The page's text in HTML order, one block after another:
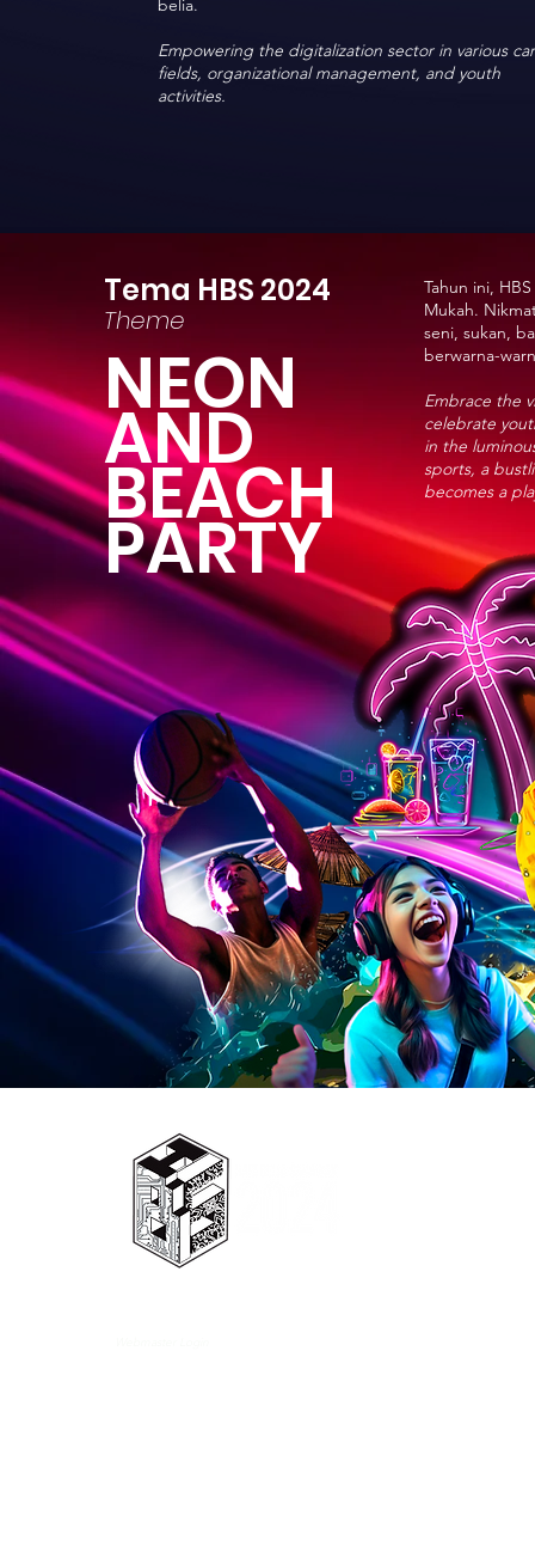
belia.
Empowering the digitalization sector in various
fields, organizational management, and youth
activities.
Tema HBS 2024
Theme
NEON
AND
BEACH
PARTY
Tahun ini,
Mukah.
seni, sukan,
berwarna-
Embrace the
celebrate
in the
sports, a
becomes a